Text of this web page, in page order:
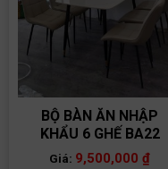
BỘ BÀN ĂN NHẬP
KHẨU 6 GHẾ BA22
Giá: 9,500,000₫